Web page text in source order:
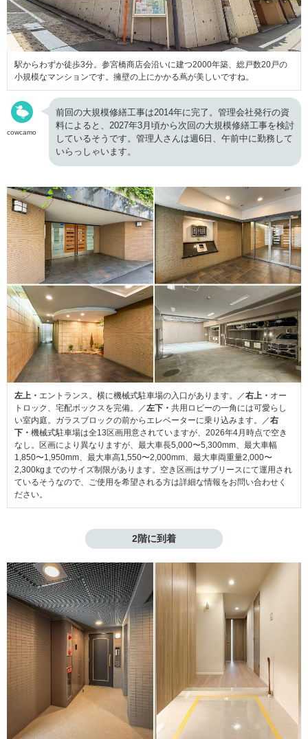
駅からわずか徒歩3分。参宮橋商店会沿いに建つ2000年築、総戸数20戸の
小規模なマンションです。擁壁の上にかかる蔦が美しいですね。
cowcamo
前回の大規模修繕工事は2014年に完了。管理会社発行の資
料によると、2027年3月頃から次回の大規模修繕工事を検討
しているそうです。管理人さんは週6日、午前中に勤務して
いらっしゃいます。
左上・ エントランス。横に機械式駐車場の入口があります。／右上・ オー
トロック、宅配ボックスを完備。／左下・ 共用ロビーの一角には可愛らし
い室内庭。ガラスブロックの前からエレベーターに乗り込みます。／右
下・ 機械式駐車場は全13区画用意されていますが、2026年4月時点で空き
なし。区画により異なりますが、最大車長5,000〜5,300mm、最大車幅
1,850〜1,950mm、最大車高1,550〜2,000mm、最大車両重量2,000〜
2,300kgまでのサイズ制限があります。空き区画はサブリースにて運用され
ているそうなので、ご使用を希望される方は詳細な情報をお問い合わせく
ださい。
2階に到着